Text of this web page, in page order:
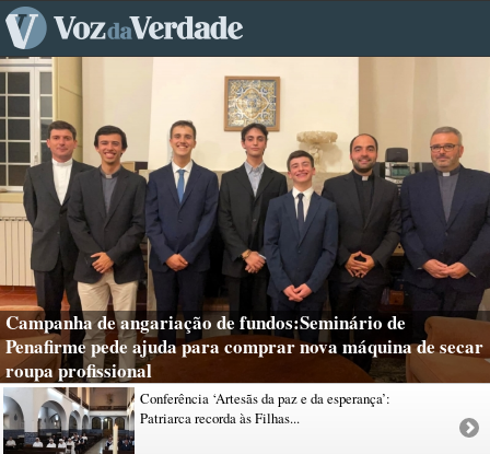
Campanha de angariação de fundos:Seminário de
Penafirme pede ajuda para comprar nova máquina de secar
roupa profissional
Conferência ‘Artesãs da paz e da esperança’:
Patriarca recorda às Filhas...